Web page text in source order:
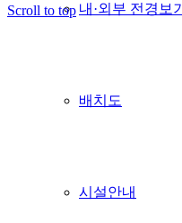
내·외부 전경보기
배치도
시설안내
Scroll to top